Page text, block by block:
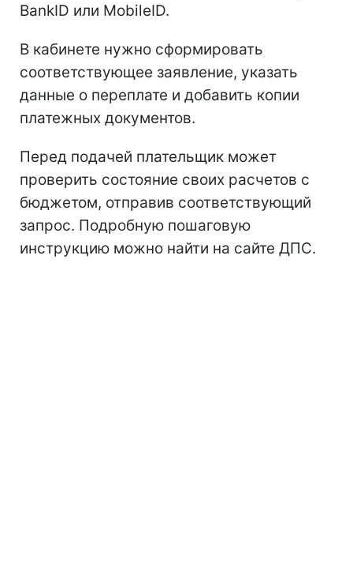
BankID или MobileID.
В кабинете нужно сформировать
соответствующее заявление, указать
данные о переплате и добавить копии
платежных документов.
Перед подачей плательщик может
проверить состояние своих расчетов с
бюджетом, отправив соответствующий
запрос. Подробную пошаговую
инструкцию можно найти на сайте ДПС.